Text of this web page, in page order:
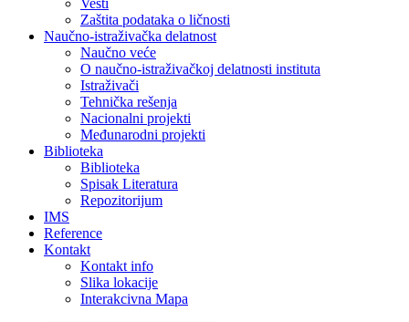
Vesti
Zaštita podataka o ličnosti
Naučno-istraživačka delatnost
Naučno veće
O naučno-istraživačkoj delatnosti instituta
Istraživači
Tehnička rešenja
Nacionalni projekti
Međunarodni projekti
Biblioteka
Biblioteka
Spisak Literatura
Repozitorijum
IMS
Reference
Kontakt
Kontakt info
Slika lokacije
Interakcivna Mapa